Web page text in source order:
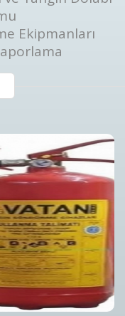
Ekipmanları
Hizmeti ve Fiyatları - Vatan